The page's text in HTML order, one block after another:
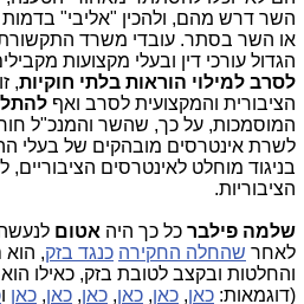
השר דרש מהם, ולהכין "אליבי"
או השר בסתר. עובדי משרד
הגדול עורכי דין ובעלי מקצועות
לסרב למילוי הוראות בלתי חוקיות,
הציבורית והמקצועית לסרב ואף
המוסמכות, על כך, שהשר והמנכ"ל
לשרת אינטרסים מובהקים של בעלי
בניגוד מוחלט לאינטרסים הציבוריים,
הציבוריות.
שלמה פילבר כל כך היה אטום
לאחר שהחלה החקירה כנגד בזק, הוא
והחלטות ובקצב לטובת בזק, כאילו
(דוגמאות: כאן, כאן, כאן, כאן, כאן, כאן ו